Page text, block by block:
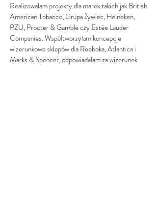
Realizowałam projekty dla marek takich jak British
American Tobacco, Grupa Żywiec, Heineken,
PZU, Procter & Gamble czy Estée Lauder
Companies. Współtworzyłam koncepcje
wizerunkowe sklepów dla Reeboka, Atlantica i
Marks & Spencer, odpowiadałam za wizerunek